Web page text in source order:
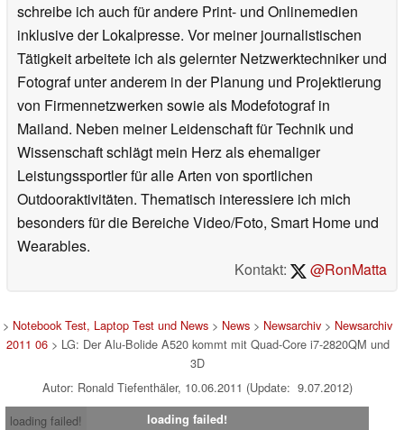
schreibe ich auch für andere Print- und Onlinemedien
inklusive der Lokalpresse. Vor meiner journalistischen
Tätigkeit arbeitete ich als gelernter Netzwerktechniker und
Fotograf unter anderem in der Planung und Projektierung
von Firmennetzwerken sowie als Modefotograf in
Mailand. Neben meiner Leidenschaft für Technik und
Wissenschaft schlägt mein Herz als ehemaliger
Leistungssportler für alle Arten von sportlichen
Outdooraktivitäten. Thematisch interessiere ich mich
besonders für die Bereiche Video/Foto, Smart Home und
Wearables.
Kontakt:
@RonMatta
> Notebook Test, Laptop Test und News > News > Newsarchiv > Newsarchiv
2011 06> LG: Der Alu-Bolide A520 kommt mit Quad-Core i7-2820QM und
3D
Autor: Ronald Tiefenthäler, 10.06.2011 (Update: 9.07.2012)
loading failed!
loading failed!